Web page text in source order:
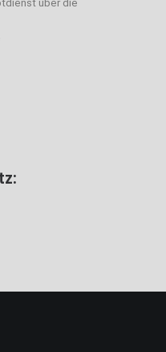
über die